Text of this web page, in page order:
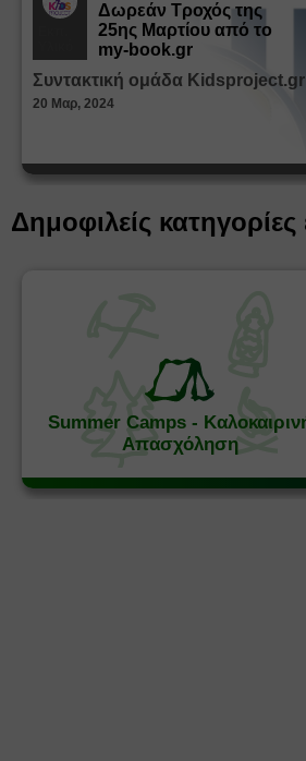
Δωρεάν Tροχός της
25ης Μαρτίου από το
my-book.gr
Συντακτική ομάδα Kidsproject.gr
20 Μαρ, 2024
Δημοφιλείς
Summer Camps -
Απασχόληση